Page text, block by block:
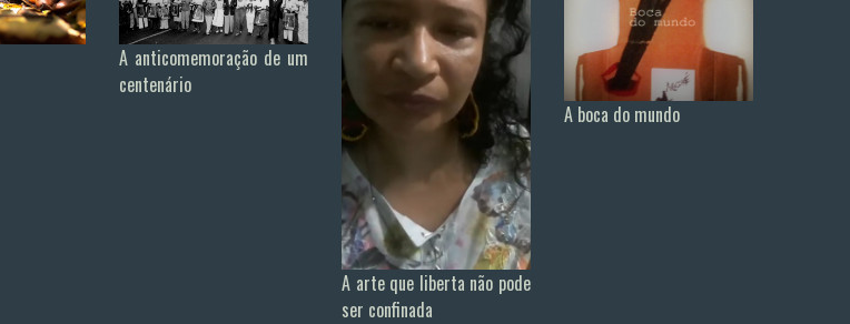
A anticomemoração de um
centenário
A arte que liberta não pode
ser confinada
A boca do mundo